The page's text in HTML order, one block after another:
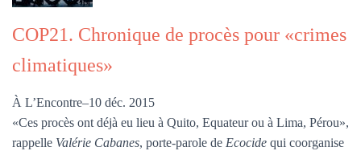
COP21. Chronique de procès pour «crimes
climatiques»
À L’Encontre–10 déc. 2015
«Ces procès ont déjà eu lieu à Quito, Equateur ou à Lima, Pérou»,
rappelle Valérie Cabanes, porte-parole de Ecocide qui coorganise